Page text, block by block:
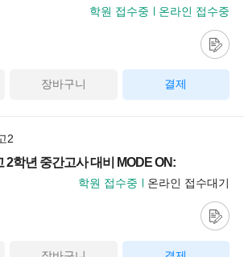
학원 접수중 온라인 접수중
장바구니 결제
2
학년 중간고사 대비 MODE ON:
학원 접수중 온라인 접수대기